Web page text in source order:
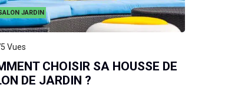
JARDIN
Vues
CHOISIR SA HOUSSE DE
DE JARDIN ?